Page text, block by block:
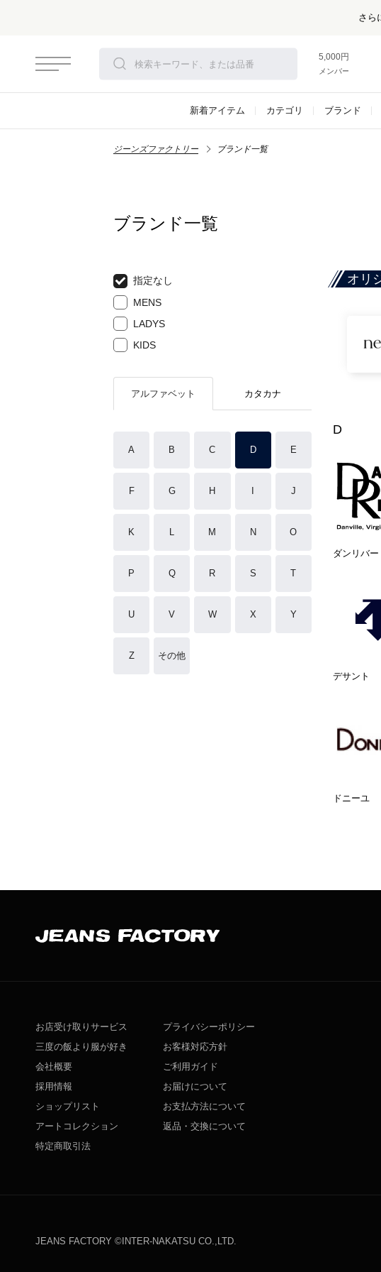
さらに
5,000円以上お
メンバー登録で
新着アイテム カテゴリ ブランド
ジーンズファクトリー ブランド一覧
ブランド一覧
指定なし
MENS
LADYS
KIDS
アルファベット カタカナ
A B C D E
F G H J
K L M N O
P Q R S T
U V W X Y
Z その他
オリ
D
ダンリバー
デサント
ドニーユ
お店受け取りサービス
三度の飯より服が好き
会社概要
採用情報
ショップリスト
アートコレクション
特定商取引法
プライバシーポリシー
お客様対応方針
ご利用ガイド
お届けについて
お支払方法について
返品・交換について
JEANS FACTORY ©INTER-NAKATSU CO.,LTD.